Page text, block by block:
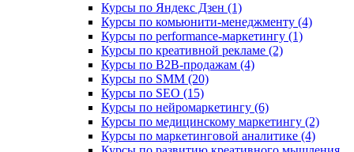
Курсы по Яндекс Дзен (1)
Курсы по комьюнити-менеджменту (4)
Курсы по performance-маркетингу (1)
Курсы по креативной рекламе (2)
Курсы по B2B-продажам (4)
Курсы по SMM (20)
Курсы по SEO (15)
Курсы по нейромаркетингу (6)
Курсы по медицинскому маркетингу (2)
Курсы по маркетинговой аналитике (4)